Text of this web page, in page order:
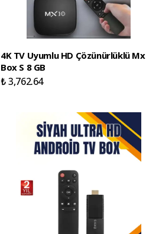
4K TV Uyumlu HD Çözünürlüklü Mx
Box S 8 GB
₺ 3,762.64